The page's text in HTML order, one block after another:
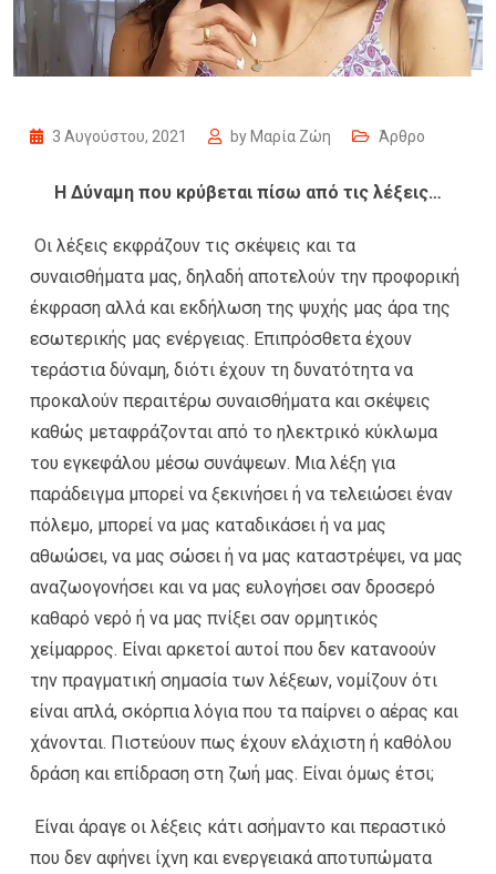
3 Αυγούστου, 2021 by Μαρία Ζώη Άρθρο
Η Δύναμη που κρύβεται πίσω από τις λέξεις…
Οι λέξεις εκφράζουν τις σκέψεις και τα
συναισθήματα μας, δηλαδή αποτελούν την προφορική
έκφραση αλλά και εκδήλωση της ψυχής μας άρα της
εσωτερικής μας ενέργειας. Επιπρόσθετα έχουν
τεράστια δύναμη, διότι έχουν τη δυνατότητα να
προκαλούν περαιτέρω συναισθήματα και σκέψεις
καθώς μεταφράζονται από το ηλεκτρικό κύκλωμα
του εγκεφάλου μέσω συνάψεων. Μια λέξη για
παράδειγμα μπορεί να ξεκινήσει ή να τελειώσει έναν
πόλεμο, μπορεί να μας καταδικάσει ή να μας
αθωώσει, να μας σώσει ή να μας καταστρέψει, να μας
αναζωογονήσει και να μας ευλογήσει σαν δροσερό
καθαρό νερό ή να μας πνίξει σαν ορμητικός
χείμαρρος. Είναι αρκετοί αυτοί που δεν κατανοούν
την πραγματική σημασία των λέξεων, νομίζουν ότι
είναι απλά, σκόρπια λόγια που τα παίρνει ο αέρας και
χάνονται. Πιστεύουν πως έχουν ελάχιστη ή καθόλου
δράση και επίδραση στη ζωή μας. Είναι όμως έτσι;
Είναι άραγε οι λέξεις κάτι ασήμαντο και περαστικό
που δεν αφήνει ίχνη και ενεργειακά αποτυπώματα